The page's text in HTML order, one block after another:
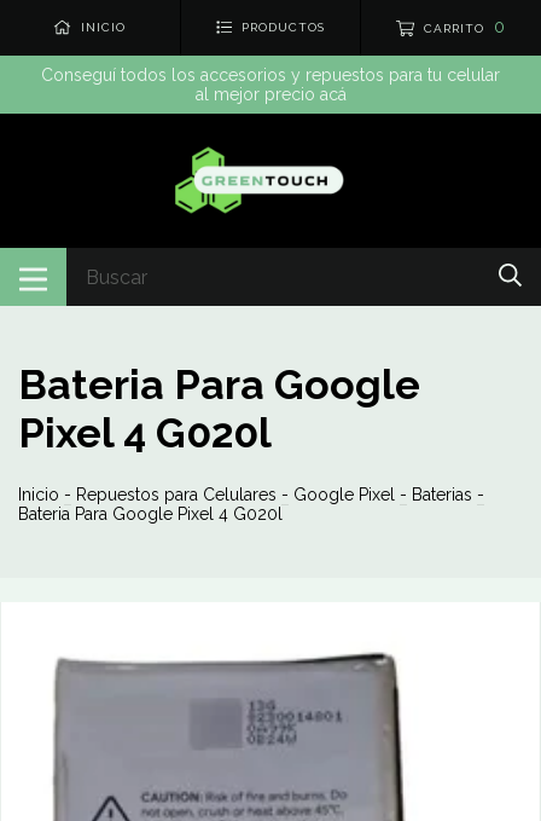
INICIO PRODUCTOS CARRITO 0
Conseguí todos los accesorios y repuestos para tu celular
al mejor precio acá
Bateria Para Google
Pixel 4 G020l
Inicio - Repuestos para Celulares - Google Pixel - Baterias -
Bateria Para Google Pixel 4 G020l